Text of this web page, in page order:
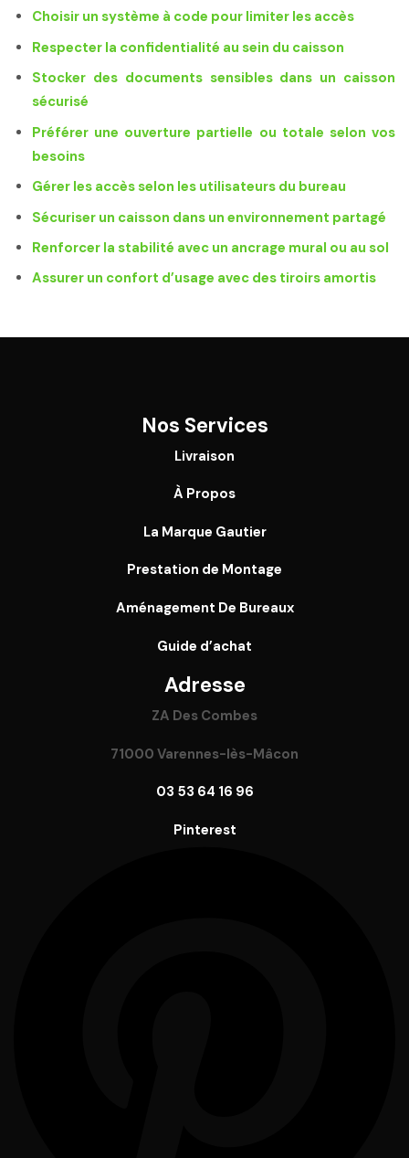
Choisir un système à code pour limiter les accès
Respecter la confidentialité au sein du caisson
Stocker des documents sensibles dans un caisson
sécurisé
Préférer une ouverture partielle ou totale selon vos
besoins
Gérer les accès selon les utilisateurs du bureau
Sécuriser un caisson dans un environnement partagé
Renforcer la stabilité avec un ancrage mural ou au sol
Assurer un confort d’usage avec des tiroirs amortis
Nos Services
Livraison
À Propos
La Marque Gautier
Prestation de Montage
Aménagement De Bureaux
Guide d’achat
Adresse
ZA Des Combes
71000 Varennes-lès-Mâcon
03 53 64 16 96
Pinterest